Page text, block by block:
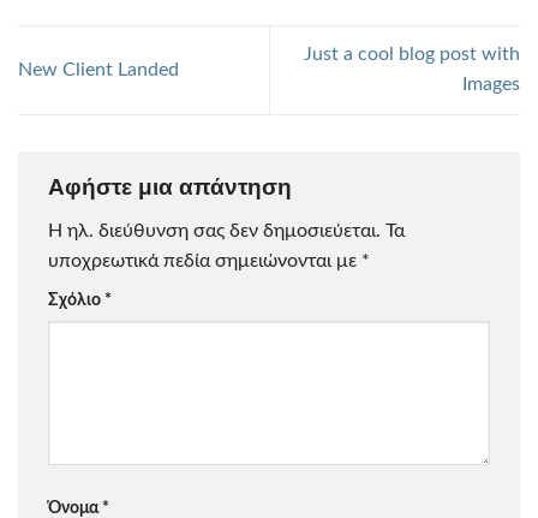
New Client Landed
Just a cool blog post with
Images
Αφήστε μια απάντηση
Η ηλ. διεύθυνση σας δεν δημοσιεύεται. Τα
υποχρεωτικά πεδία σημειώνονται με *
Σχόλιο *
Όνομα *